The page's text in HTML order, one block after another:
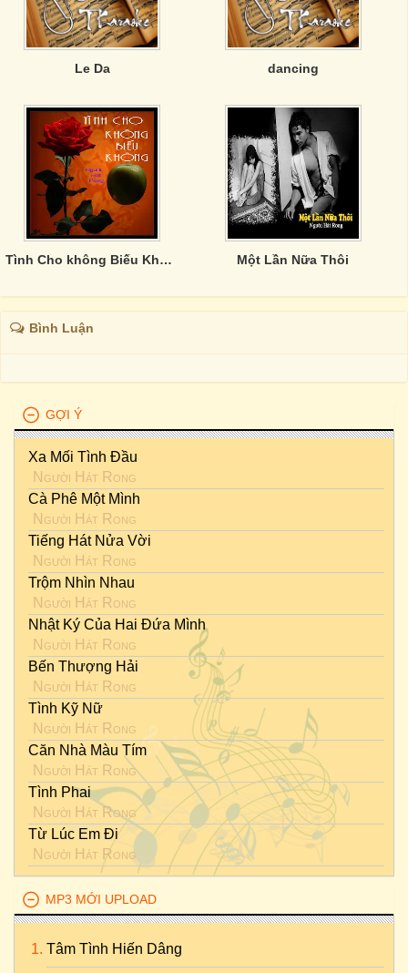
Le Da dancing
Tình Cho không Biếu Không Một Lần Nữa Thôi
Bình Luận
GỢI Ý
Xa Mối Tình Đầu
Người Hát Rong
Cà Phê Một Mình
Người Hát Rong
Tiếng Hát Nửa Vời
Người Hát Rong
Trộm Nhìn Nhau
Người Hát Rong
Nhật Ký Của Hai Đứa Mình
Người Hát Rong
Bến Thượng Hải
Người Hát Rong
Tình Kỹ Nữ
Người Hát Rong
Căn Nhà Màu Tím
Người Hát Rong
Tình Phai
Người Hát Rong
Từ Lúc Em Đi
Người Hát Rong
MP3 MỚI UPLOAD
Tâm Tình Hiến Dâng